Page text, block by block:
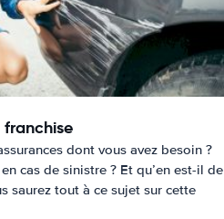
franchise
dont vous avez besoin ?
cas de sinistre ? Et qu’en est-il de
saurez tout à ce sujet sur cette